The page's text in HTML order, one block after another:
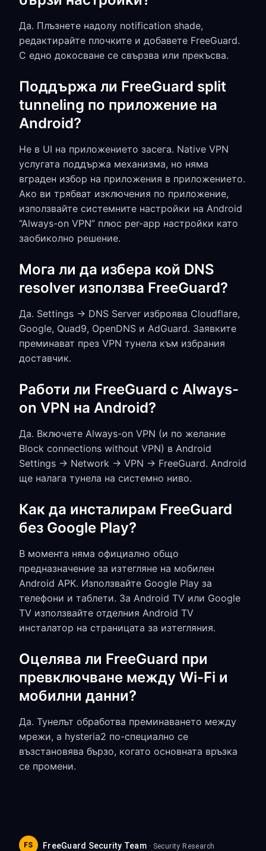
Да. Плъзнете надолу notification shade,
редактирайте плочките и добавете FreeGuard.
С едно докосване се свързва или прекъсва.
Поддържа ли FreeGuard split
tunneling по приложение на
Android?
Не в UI на приложението засега. Native VPN
услугата поддържа механизма, но няма
вграден избор на приложения в приложението.
Ако ви трябват изключения по приложение,
използвайте системните настройки на Android
“Always-on VPN” плюс per-app настройки като
заобиколно решение.
Мога ли да избера кой DNS
resolver използва FreeGuard?
Да. Settings → DNS Server изброява Cloudflare,
Google, Quad9, OpenDNS и AdGuard. Заявките
преминават през VPN тунела към избрания
доставчик.
Работи ли FreeGuard с Always-
on VPN на Android?
Да. Включете Always-on VPN (и по желание
Block connections without VPN) в Android
Settings → Network → VPN → FreeGuard. Android
ще налага тунела на системно ниво.
Как да инсталирам FreeGuard
без Google Play?
В момента няма официално общо
предназначение за изтегляне на мобилен
Android APK. Използвайте Google Play за
телефони и таблети. За Android TV или Google
TV използвайте отделния Android TV
инсталатор на страницата за изтегляния.
Оцелява ли FreeGuard при
превключване между Wi-Fi и
мобилни данни?
Да. Тунелът обработва преминаването между
мрежи, а hysteria2 по-специално се
възстановява бързо, когато основната връзка
се промени.
FS FreeGuard Security Team · Security Research